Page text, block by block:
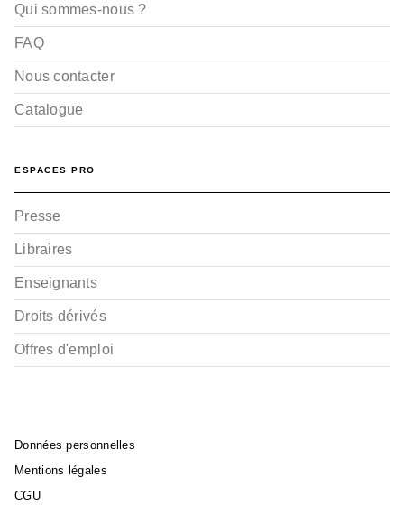
Qui sommes-nous ?
FAQ
Nous contacter
Catalogue
ESPACES PRO
Presse
Libraires
Enseignants
Droits dérivés
Offres d'emploi
Données personnelles
Mentions légales
CGU